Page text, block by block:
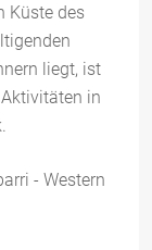
Küste des
liegt, ist
in